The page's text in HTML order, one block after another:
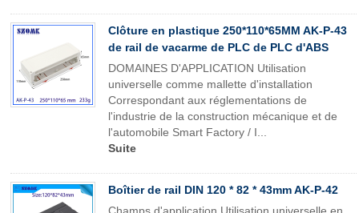
Clôture en plastique 250*110*65MM AK-P-43
de rail de vacarme de PLC de PLC d'ABS
DOMAINES D'APPLICATION Utilisation
universelle comme mallette d'installation
Correspondant aux réglementations de
l'industrie de la construction mécanique et de
l'automobile Smart Factory / I...
Suite
Boîtier de rail DIN 120 * 82 * 43mm AK-P-42